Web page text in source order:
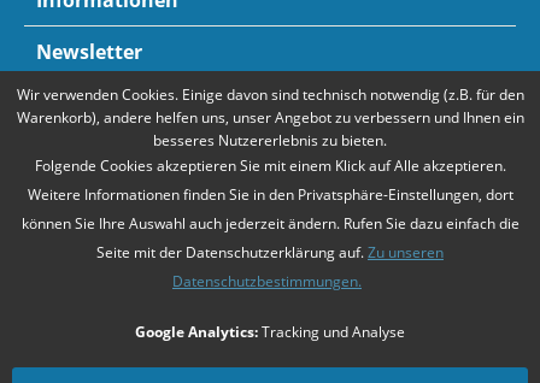
Newsletter
Zahlungsarten Mehr Informationen
falls nicht anders beschrieben
Unsere Angebote richten sich ausschließlich an Unternehmer gemäß§14
Wir verwenden Cookies. Einige davon sind technisch notwendig (z.B. für den
Warenkorb), andere helfen uns, unser Angebot zu verbessern und Ihnen ein
besseres Nutzererlebnis zu bieten.
Folgende Cookies akzeptieren Sie mit einem Klick auf Alle akzeptieren.
Weitere Informationen finden Sie in den Privatsphäre-Einstellungen, dort
können Sie Ihre Auswahl auch jederzeit ändern. Rufen Sie dazu einfach die
Seite mit der Datenschutzerklärung auf.Zu unseren
Datenschutzbestimmungen.
Google Analytics:Tracking und Analyse